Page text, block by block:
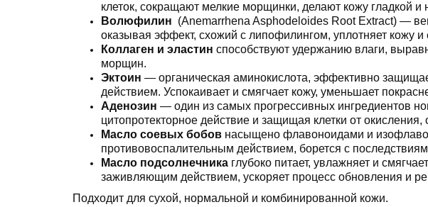
клеток, сокращают мелкие морщинки, делают кожу гладкой и
Волюфилин (Anemarrhena Asphodeloides Root Extract) —
оказывая эффект, схожий с липофилингом, уплотняет кожу
Коллаген и эластин способствуют удержанию влаги,
морщин.
Эктоин — органическая аминокислота, эффективно
действием. Успокаивает и смягчает кожу, уменьшает
Аденозин — один из самых прогрессивных ингредиентов
цитопротекторное действие и защищая клетки от окисления,
Масло соевых бобов насыщено флавоноидами и
противовоспалительным действием, борется с
Масло подсолнечника глубоко питает, увлажняет и
заживляющим действием, ускоряет процесс обновления и
Подходит для сухой, нормальной и комбинированной кожи.